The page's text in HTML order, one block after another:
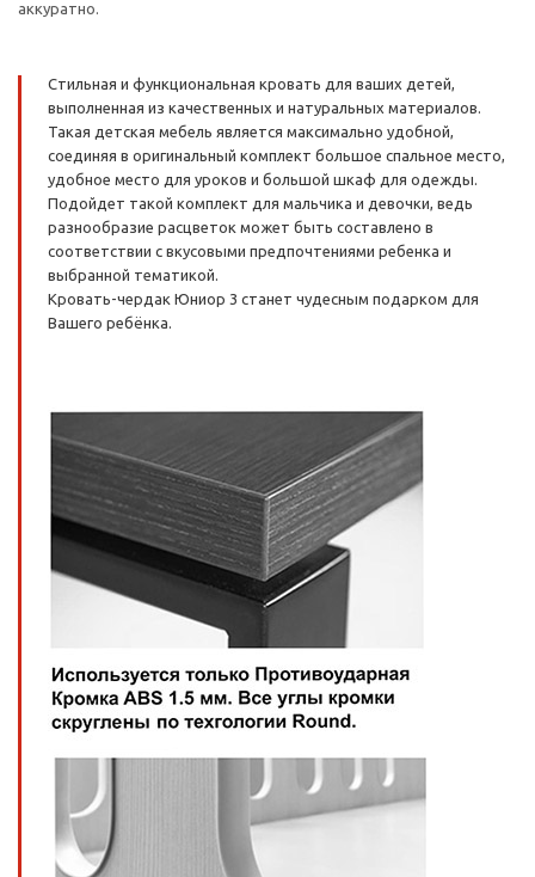
аккуратно.
Стильная и функциональная кровать для ваших детей,
выполненная из качественных и натуральных материалов.
Такая детская мебель является максимально удобной,
соединяя в оригинальный комплект большое спальное место,
удобное место для уроков и большой шкаф для одежды.
Подойдет такой комплект для мальчика и девочки, ведь
разнообразие расцветок может быть составлено в
соответствии с вкусовыми предпочтениями ребенка и
выбранной тематикой.
Кровать-чердак Юниор 3 станет чудесным подарком для
Вашего ребёнка.